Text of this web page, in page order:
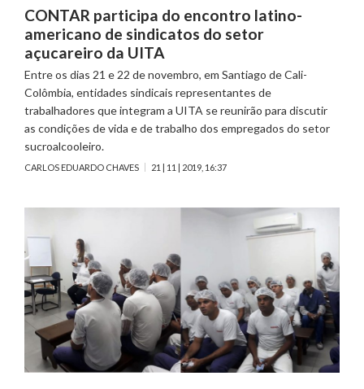
CONTAR participa do encontro latino-
americano de sindicatos do setor
açucareiro da UITA
Entre os dias 21 e 22 de novembro, em Santiago de Cali-
Colômbia, entidades sindicais representantes de
trabalhadores que integram a UITA se reunirão para discutir
as condições de vida e de trabalho dos empregados do setor
sucroalcooleiro.
CARLOS EDUARDO CHAVES 21 | 11 | 2019, 16:37